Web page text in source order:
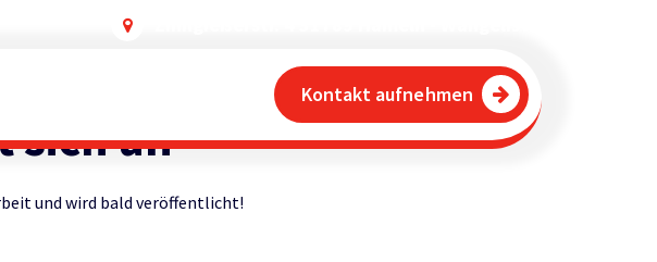
Kontakt aufnehmen
sich an
und wird bald veröffentlicht!